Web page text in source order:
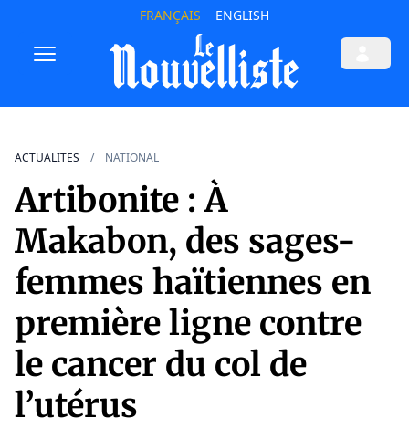
FRANÇAIS ENGLISH
ACTUALITES NATIONAL
Artibonite : À
Makabon, des sages-
femmes haïtiennes en
première ligne contre
le cancer du col de
l’utérus